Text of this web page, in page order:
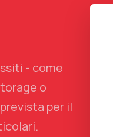
- come
o
per il